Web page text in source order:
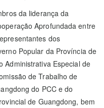
da liderança da
Aprofundada entre
dos
Popular da Província de
Administrativa Especial de
de Trabalho de
do PCC e do
de Guangdong, bem